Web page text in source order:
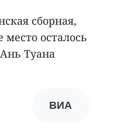
сборная,
осталось
Туана
ВИА